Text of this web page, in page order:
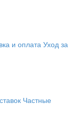
и оплата Уход за
Частные